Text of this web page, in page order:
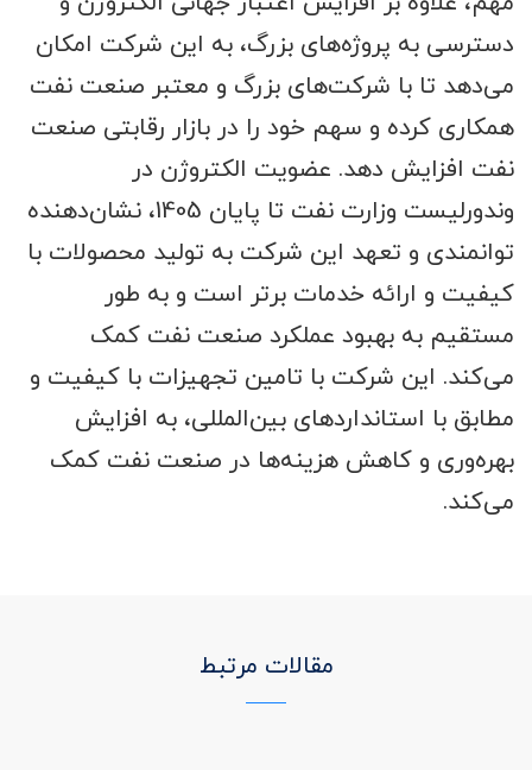
دسترسی به پروژه‌های بزرگ، به این شرکت امکان
می‌دهد تا با شرکت‌های بزرگ و معتبر صنعت نفت
همکاری کرده و سهم خود را در بازار رقابتی صنعت
نفت افزایش دهد. عضویت الکتروژن در
وندورلیست وزارت نفت تا پایان 1405، نشان‌دهنده
توانمندی و تعهد این شرکت به تولید محصولات با
کیفیت و ارائه خدمات برتر است و به طور
مستقیم به بهبود عملکرد صنعت نفت کمک
می‌کند. این شرکت با تامین تجهیزات با کیفیت و
مطابق با استانداردهای بین‌المللی، به افزایش
بهره‌وری و کاهش هزینه‌ها در صنعت نفت کمک
می‌کند.
مقالات مرتبط